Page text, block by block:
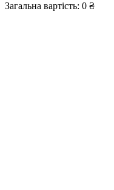
Загальна вартість: 0 ₴